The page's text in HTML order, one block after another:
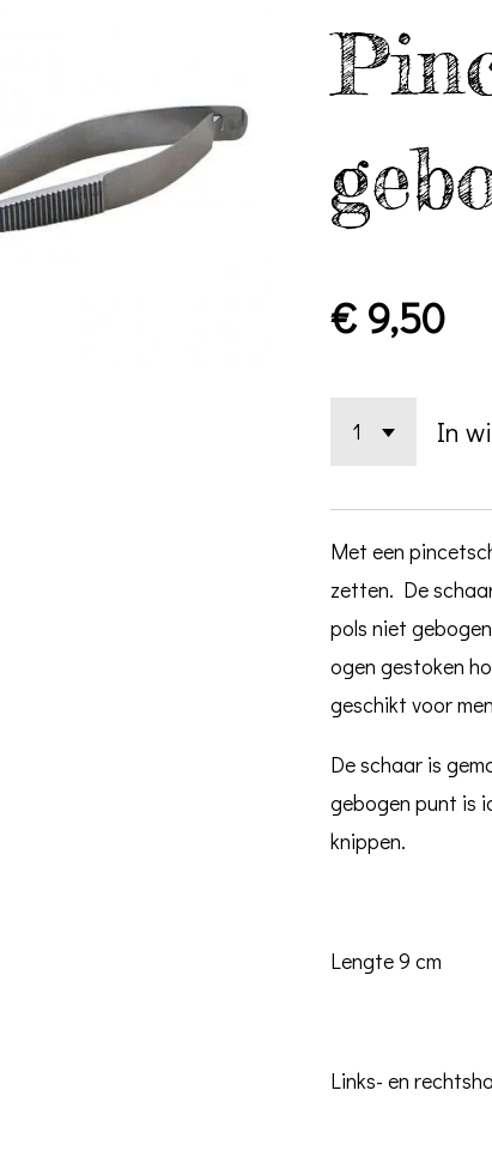
€ 9,50
In
Met een
zetten. De
pols niet
ogen gestoken
geschikt voor
De schaar is
gebogen punt is
knippen.
Lengte 9 cm
Links- en